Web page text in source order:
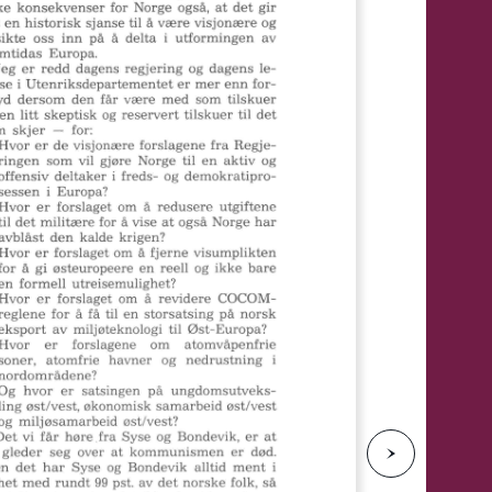
N
e
s
t
e
s
i
d
e